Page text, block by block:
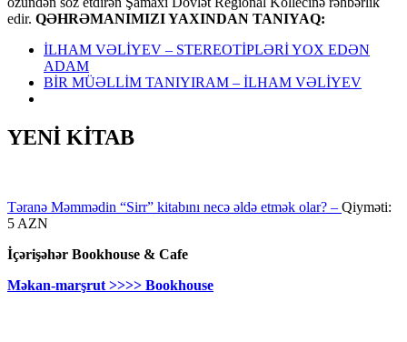
edir. QƏHRƏMANIMIZI YAXINDAN TANIYAQ:
İLHAM VƏLİYEV – STEREOTİPLƏRİ YOX EDƏN
ADAM
BİR MÜƏLLİM TANIYIRAM – İLHAM VƏLİYEV
YENİ KİTAB
Təranə Məmmədin “Sirr” kitabını necə əldə etmək olar? – Qiyməti:
5 AZN
İçərişəhər Bookhouse & Cafe
Məkan-marşrut >>>> Bookhouse